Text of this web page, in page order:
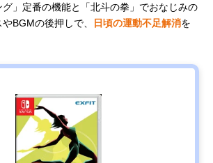
グ」定番の機能と「北斗の拳」でおなじみの
BGMの後押しで、
日頃の運動不足解消を